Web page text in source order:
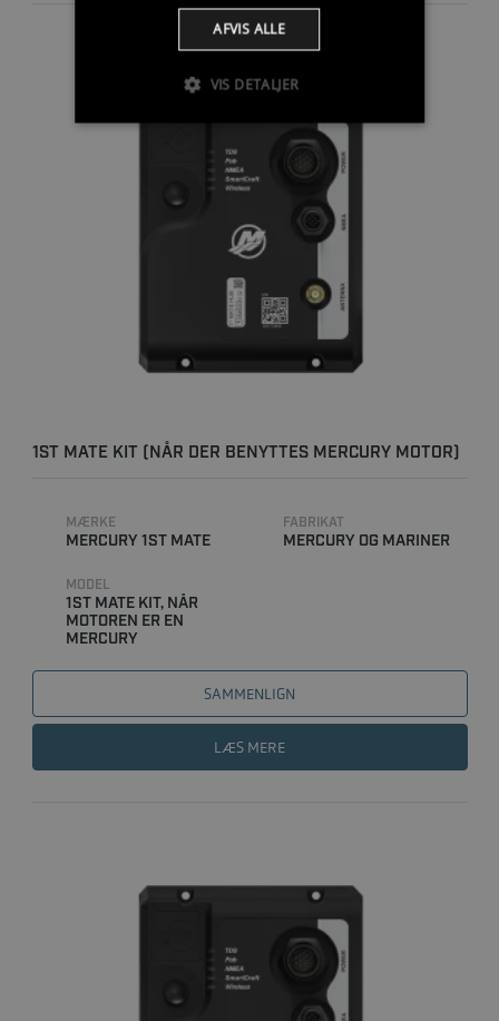
1ST MATE KIT (NÅR DER BENYTTES MERCURY MOTOR)
MÆRKE
MERCURY 1ST MATE
FABRIKAT
MERCURY OG MARINER
MODEL
1ST MATE KIT, NÅR
MOTOREN ER EN
MERCURY
SAMMENLIGN
LÆS MERE
AFVIS ALLE
VIS DETALJER